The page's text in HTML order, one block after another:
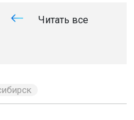
Читать все